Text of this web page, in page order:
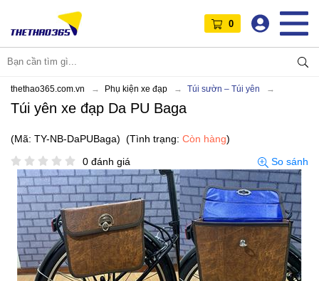
0
thethao365.com.vn Phụ kiện xe đạp Túi sườn – Túi yên
Túi yên xe đạp Da PU Baga
(Mã: TY-NB-DaPUBaga) (Tình trạng: Còn hàng)
0 đánh giá
So sánh